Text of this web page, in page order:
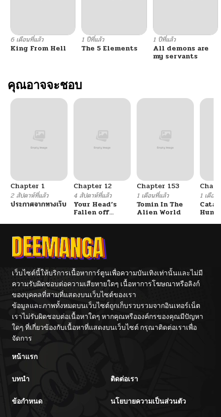
6 เดือนที่แล้ว
King From Hell
1 ปีที่แล้ว
The 5 Elements
1 ปีที่แล้ว
All demons are
my servants
คุณอาจจะชอบ
Chapter 1
2 สัปดาห์ที่แล้ว
ประกาศจากทางเว็บ
Chapter 12
4 สัปดาห์ที่แล้ว
Your Head’s
Fallen off
Chapter 153
1 เดือนที่แล้ว
Tomin In The
Alien World
1 เดือน
เว็บไซต์นี้ให้บริการเนื้อหาการ์ตูนเพื่อความบันเทิงเท่านั้นและไม่มี
ความรับผิดชอบต่อความเสียหายใดๆ เนื้อหาการโฆษณาหรือลิงก์
ของบุคคลที่สามที่แสดงบนเว็บไซต์ของเรา
ข้อมูลและภาพทั้งหมดบนเว็บไซต์ถูกเก็บรวบรวมจากอินเทอร์เน็ต
เราไม่รับผิดชอบต่อเนื้อหาใดๆ หากคุณหรือองค์กรของคุณมีปัญหา
ใดๆ ที่เกี่ยวข้องกับเนื้อหาที่แสดงบนเว็บไซต์ กรุณาติดต่อเราเพื่อ
จัดการ
หน้าแรก
บทนำ ติดต่อเรา
ข้อกำหนด นโยบายความเป็นส่วนตัว